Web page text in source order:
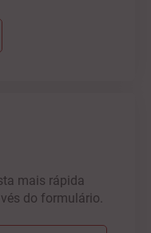
mais rápida
do formulário.